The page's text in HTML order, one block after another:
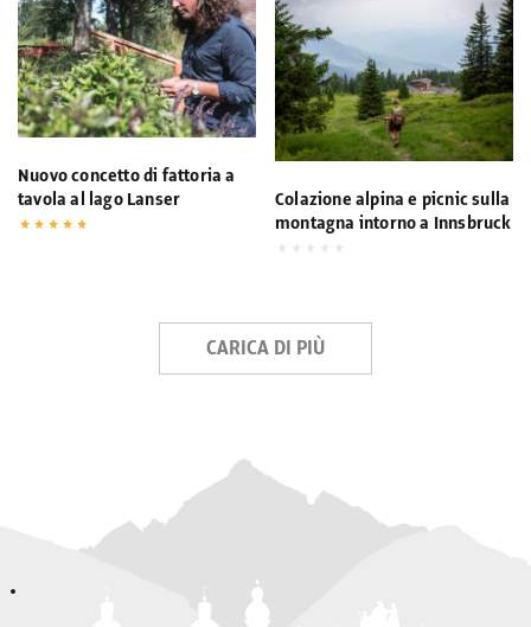
Nuovo concetto di fattoria a
tavola al lago Lanser
Colazione alpina e picnic sulla
montagna intorno a Innsbruck
CARICA DI PIÙ